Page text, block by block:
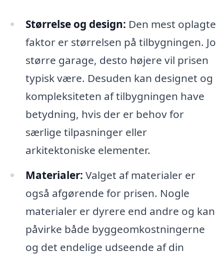
Størrelse og design: Den mest oplagte
faktor er størrelsen på tilbygningen. Jo
større garage, desto højere vil prisen
typisk være. Desuden kan designet og
kompleksiteten af tilbygningen have
betydning, hvis der er behov for
særlige tilpasninger eller
arkitektoniske elementer.
Materialer: Valget af materialer er
også afgørende for prisen. Nogle
materialer er dyrere end andre og kan
påvirke både byggeomkostningerne
og det endelige udseende af din